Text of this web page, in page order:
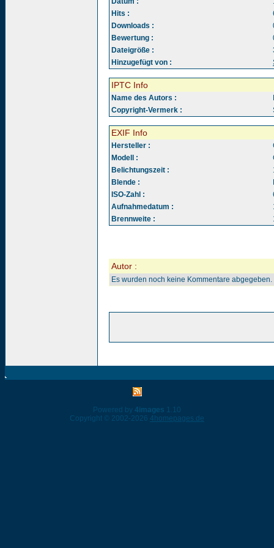
Hits :
Downloads :
Bewertung :
Dateigröße :
Hinzugefügt von :
IPTC Info
Name des Autors :
Copyright-Vermerk :
EXIF Info
Hersteller :
Modell :
Belichtungszeit :
Blende :
ISO-Zahl :
Aufnahmedatum :
Brennweite :
Autor :
Es wurden noch keine Kommentare abgegeben.
Powered by 4images 1.10
Copyright © 2002-2026 4homepages.de